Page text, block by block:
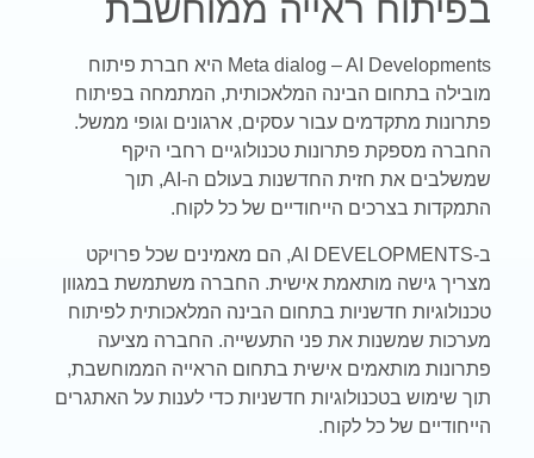
בפיתוח ראייה ממוחשבת
Meta dialog – AI Developments היא חברת פיתוח
מובילה בתחום הבינה המלאכותית, המתמחה בפיתוח
פתרונות מתקדמים עבור עסקים, ארגונים וגופי ממשל.
החברה מספקת פתרונות טכנולוגיים רחבי היקף
שמשלבים את חזית החדשנות בעולם ה-AI, תוך
התמקדות בצרכים הייחודיים של כל לקוח.
ב-AI DEVELOPMENTS, הם מאמינים שכל פרויקט
מצריך גישה מותאמת אישית. החברה משתמשת במגוון
טכנולוגיות חדשניות בתחום הבינה המלאכותית לפיתוח
מערכות שמשנות את פני התעשייה. החברה מציעה
פתרונות מותאמים אישית בתחום הראייה הממוחשבת,
תוך שימוש בטכנולוגיות חדשניות כדי לענות על האתגרים
הייחודיים של כל לקוח.